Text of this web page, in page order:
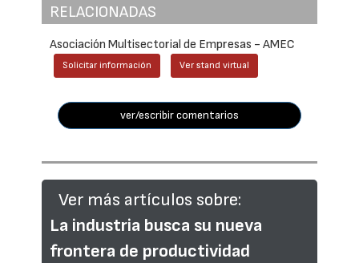
RELACIONADAS
Asociación Multisectorial de Empresas - AMEC
Solicitar información Ver stand virtual
ver/escribir comentarios
Ver más artículos sobre:
La industria busca su nueva
frontera de productividad